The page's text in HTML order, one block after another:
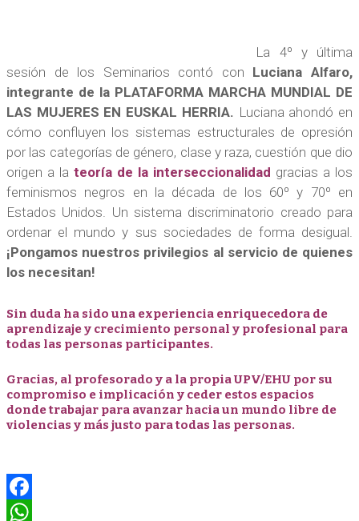
La 4º y última
sesión de los Seminarios contó con Luciana Alfaro,
integrante de la PLATAFORMA MARCHA MUNDIAL DE
LAS MUJERES EN EUSKAL HERRIA. Luciana ahondó en
cómo confluyen los sistemas estructurales de opresión
por las categorías de género, clase y raza, cuestión que dio
origen a la teoría de la interseccionalidad gracias a los
feminismos negros en la década de los 60º y 70º en
Estados Unidos. Un sistema discriminatorio creado para
ordenar el mundo y sus sociedades de forma desigual.
¡Pongamos nuestros privilegios al servicio de quienes
los necesitan!
Sin duda ha sido una experiencia enriquecedora de
aprendizaje y crecimiento personal y profesional para
todas las personas participantes.
Gracias, al profesorado y a la propia UPV/EHU por su
compromiso e implicación y ceder estos espacios
donde trabajar para avanzar hacia un mundo libre de
violencias y más justo para todas las personas.
Facebook